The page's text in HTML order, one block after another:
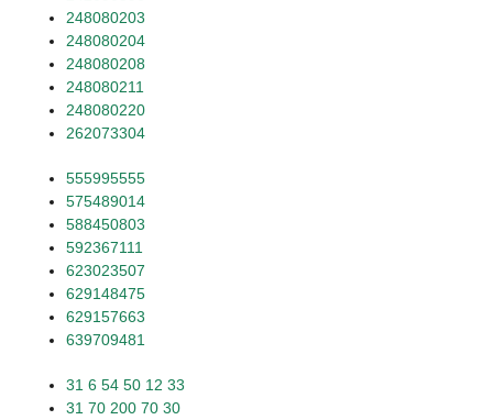
248080203
248080204
248080208
248080211
248080220
262073304
555995555
575489014
588450803
592367111
623023507
629148475
629157663
639709481
31 6 54 50 12 33
31 70 200 70 30